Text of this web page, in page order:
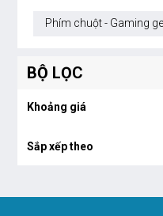
Phím chuột - Gaming
BỘ LỌC
Khoảng giá
Sắp xếp theo